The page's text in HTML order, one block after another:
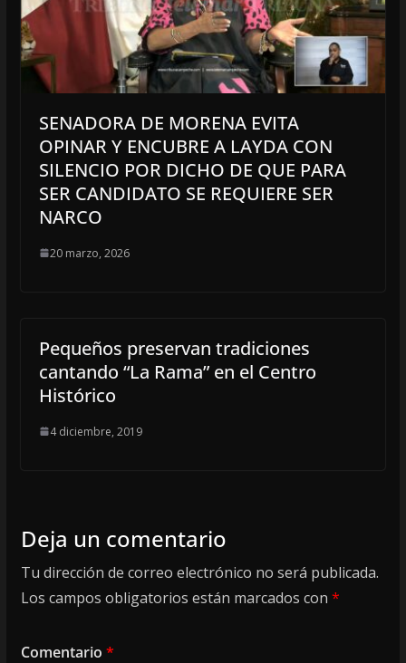
SENADORA DE MORENA EVITA
OPINAR Y ENCUBRE A LAYDA CON
SILENCIO POR DICHO DE QUE PARA
SER CANDIDATO SE REQUIERE SER
NARCO
20 marzo, 2026
Pequeños preservan tradiciones
cantando “La Rama” en el Centro
Histórico
4 diciembre, 2019
Deja un comentario
Tu dirección de correo electrónico no será publicada.
Los campos obligatorios están marcados con *
Comentario *